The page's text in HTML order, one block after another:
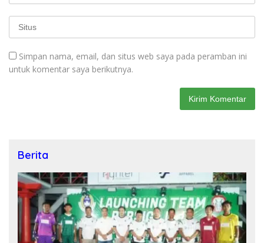
Simpan nama, email, dan situs web saya pada peramban ini
untuk komentar saya berikutnya.
Berita